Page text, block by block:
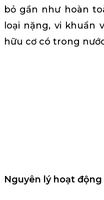
bỏ gần như hoàn
loại nặng, vi khuẩn
hữu cơ có trong
Nguyên lý hoạt động